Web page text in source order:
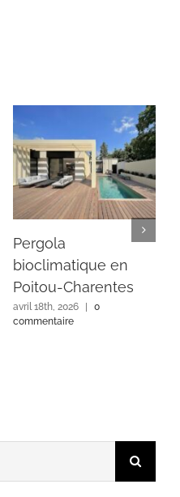
Pergola
bioclimatique en
Poitou-Charentes
avril 18th, 2026
0
commentaire